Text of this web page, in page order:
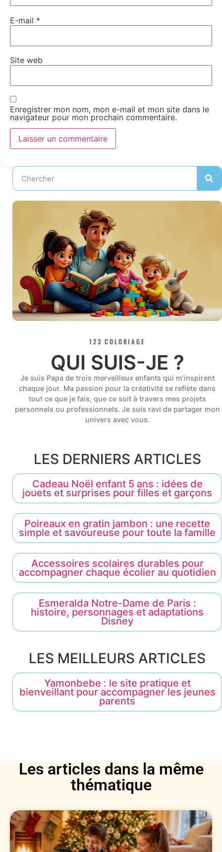
E-mail *
Site web
Enregistrer mon nom, mon e-mail et mon site dans le
navigateur pour mon prochain commentaire.
123 COLORIAGE
QUI SUIS-JE ?
Je suis Papa de trois merveilleux enfants qui m’inspirent
chaque jour. Ma passion pour la créativité se reflète dans
tout ce que je fais, que ce soit à travers mes projets
personnels ou professionnels. Je suis ravi de partager mon
univers avec vous.
LES DERNIERS ARTICLES
Cadeau Noël enfant 5 ans : idées de
jouets et surprises pour filles et garçons
Poireaux en gratin jambon : une recette
simple et savoureuse pour toute la famille
Accessoires scolaires durables pour
accompagner chaque écolier au quotidien
Esmeralda Notre-Dame de Paris :
histoire, personnages et adaptations
Disney
LES MEILLEURS ARTICLES
Yamonbebe : le site pratique et
bienveillant pour accompagner les jeunes
parents
Les articles dans la même
thématique